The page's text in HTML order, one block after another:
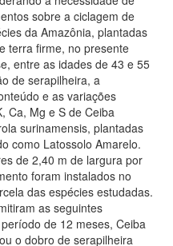
sobre a ciclagem de
da Amazônia, plantadas
terra firme, no presente
entre as idades de 43 e 55
de serapilheira, a
e as variações
Ca, Mg e S de Ceiba
surinamensis, plantadas
como Latossolo Amarelo.
de 2,40 m de largura por
foram instalados no
das espécies estudadas.
as seguintes
de 12 meses, Ceiba
o dobro de serapilheira